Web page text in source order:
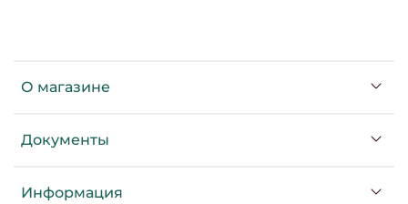
О магазине
Документы
Информация